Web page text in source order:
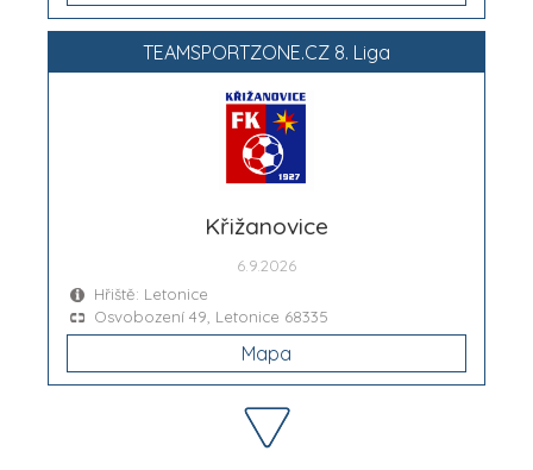
TEAMSPORTZONE.CZ 8. Liga
Křižanovice
6.9.2026
Hřiště: Letonice
Osvobození 49, Letonice 68335
Mapa